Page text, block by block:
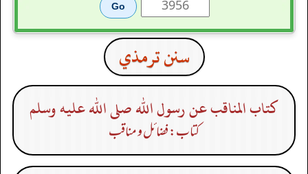
سنن ترمذي
كتاب المناقب عن رسول الله صلى الله عليه وسلم
کتاب: فضائل و مناقب